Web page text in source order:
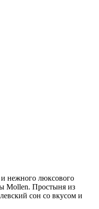
нежного люксового
Mollen. Простыня из
сон со вкусом и